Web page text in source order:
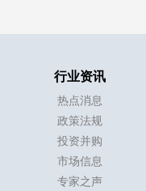
行业资讯
热点消息
政策法规
投资并购
市场信息
专家之声